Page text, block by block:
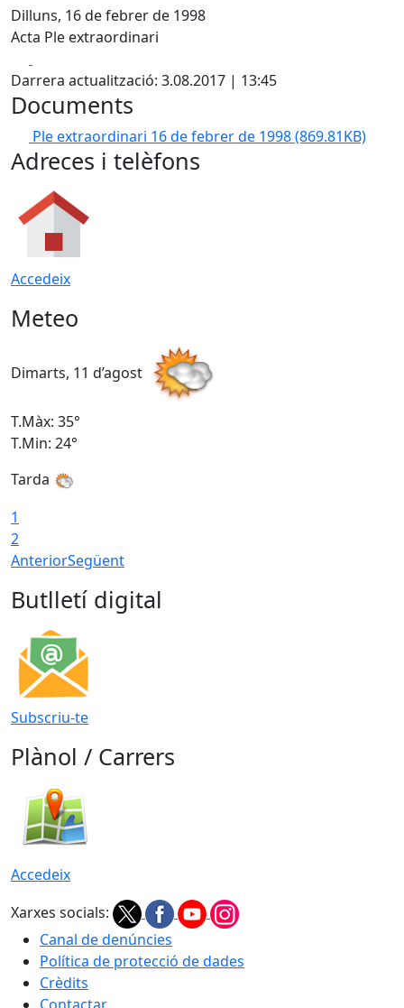
Dilluns, 16 de febrer de 1998
Acta Ple extraordinari
Darrera actualització: 3.08.2017 | 13:45
Documents
Ple extraordinari 16 de febrer de 1998(869.81KB)
Adreces i telèfons
Accedeix
Meteo
Dimarts, 11 d’agost
T.Màx: 35°
T.Min: 24°
Tarda
1
2
AnteriorSegüent
Butlletí digital
Subscriu-te
Plànol / Carrers
Accedeix
Xarxes socials:
Canal de denúncies
Política de protecció de dades
Crèdits